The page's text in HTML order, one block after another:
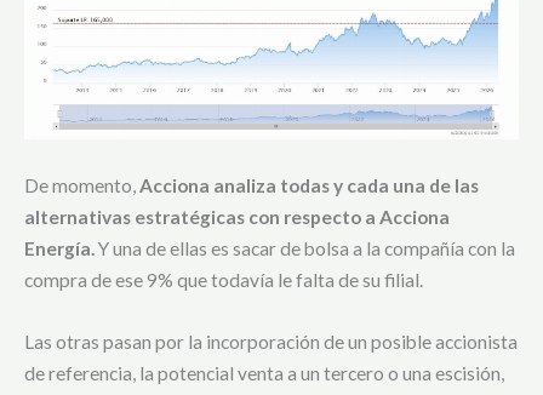
De momento,Acciona analiza todas y cada una de las
alternativas estratégicas con respecto a Acciona
Energía.Y una de ellas es sacar de bolsa a la compañía con la
compra de ese 9% que todavía le falta de su filial.
Las otras pasan por la incorporación de un posible accionista
de referencia, la potencial venta a un tercero o una escisión,